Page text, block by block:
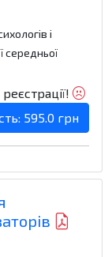
і
середньої
595.0 грн